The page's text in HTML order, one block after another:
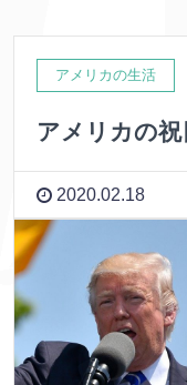
アメリカの生活
アメリカの
2020.02.18